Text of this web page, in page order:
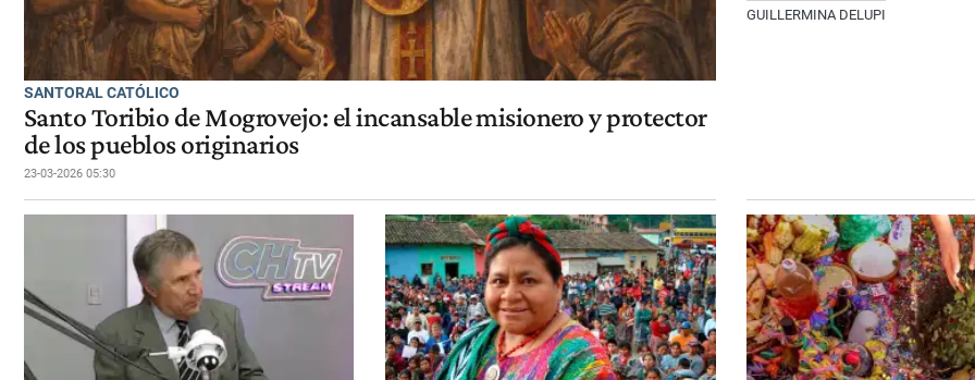
SANTORAL CATÓLICO
Santo Toribio de Mogrovejo: el incansable misionero y protector
de los pueblos originarios
23-03-2026 05:30
GUILLERMINA DELUPI